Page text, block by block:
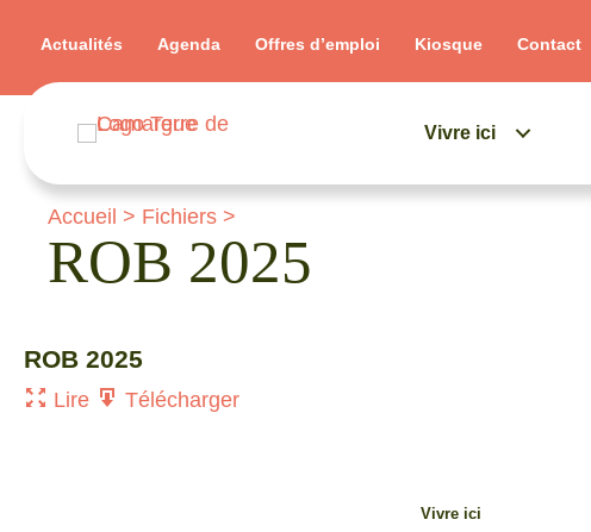
Actualités Agenda Offres d’emploi Kiosque
Contact
Vivre ici
Accueil > Fichiers >
ROB 2025
ROB 2025
Lire Télécharger
Vivre ici